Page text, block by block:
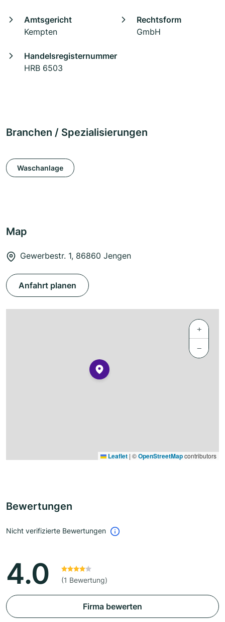
Amtsgericht
Kempten
Rechtsform
GmbH
Handelsregisternummer
HRB 6503
Branchen / Spezialisierungen
Waschanlage
Map
Gewerbestr. 1, 86860 Jengen
Anfahrt planen
+
−
Leaflet | ©OpenStreetMapcontributors
Bewertungen
Nicht verifizierte Bewertungen
4.0 (1 Bewertung)
Firma bewerten